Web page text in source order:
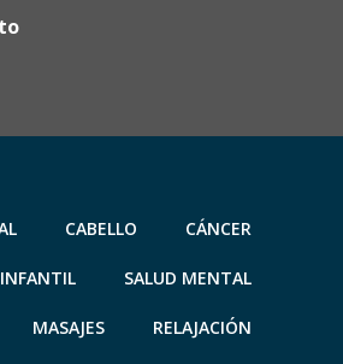
CABELLO CÁNCER
SALUD MENTAL
MASAJES RELAJACIÓN